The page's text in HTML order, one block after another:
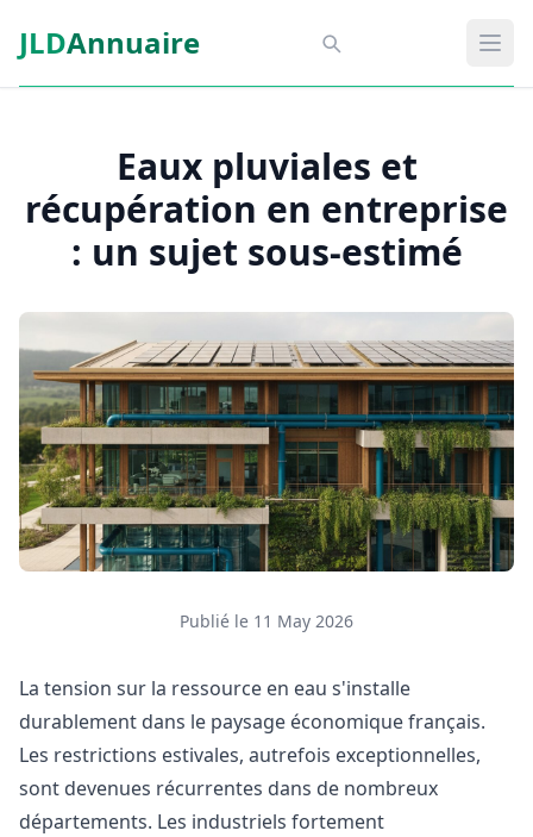
Aspect SDM
JLDAnnuaire
Eaux pluviales et
récupération en entreprise
: un sujet sous-estimé
Publié le 11 May 2026
La tension sur la ressource en eau s'installe
durablement dans le paysage économique français.
Les restrictions estivales, autrefois exceptionnelles,
sont devenues récurrentes dans de nombreux
départements. Les industriels fortement